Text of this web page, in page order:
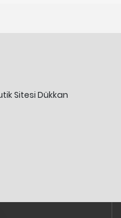
Sitesi Dükkan